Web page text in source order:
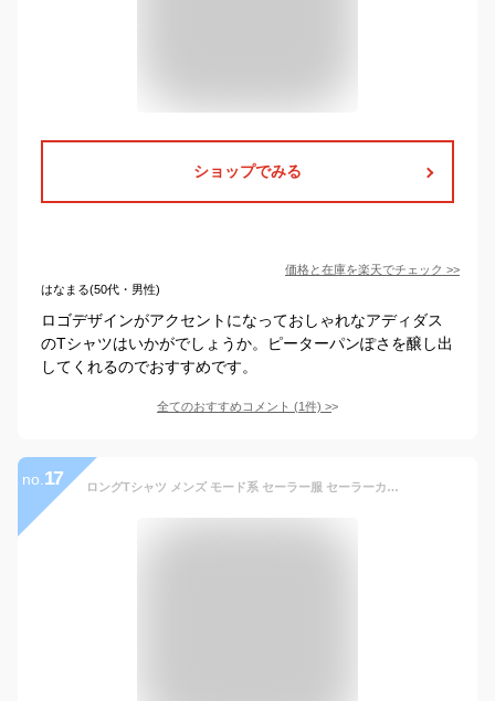
ショップでみる
価格と在庫を楽天でチェック >>
はなまる(50代・男性)
ロゴデザインがアクセントになっておしゃれなアディダス
のTシャツはいかがでしょうか。ピーターパンぽさを醸し出
してくれるのでおすすめです。
全てのおすすめコメント (1件) >
no. 17 ロングTシャツ メンズ モード系 セーラー服 セーラーカットソー ライン ロング丈 ビッグカットソー モードファッション ロンT オーバーサイズカットソー インポート 個性的 V系 ヴィジュアル系 ブラック 黒 ビター系 韓国 トップス 衣装 2020 春 秋 冬 新作 送料無料